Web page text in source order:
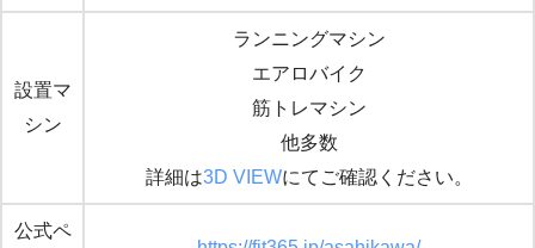
設置マ
シン
ランニングマシン
エアロバイク
筋トレマシン
他多数
詳細は3D VIEWにてご確認ください。
公式ペ